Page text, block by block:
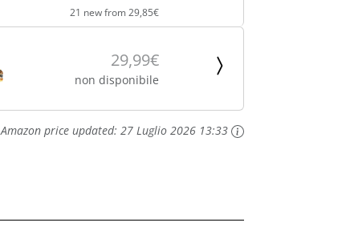
21 new from 29,85€
29,99€
non disponibile
Amazon price updated: 27 Luglio 2026 13:33